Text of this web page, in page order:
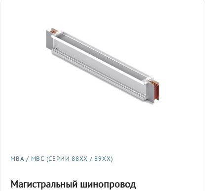
МВА / МВС (СЕРИИ 88XX / 89XX)
Магистральный шинопровод